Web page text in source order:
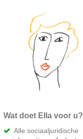
Wat doet Ella voor u?
Alle sociaaljuridische